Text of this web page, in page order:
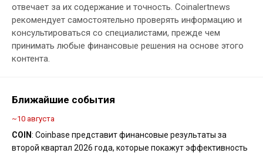
отвечает за их содержание и точность. Coinalertnews
рекомендует самостоятельно проверять информацию и
консультироваться со специалистами, прежде чем
принимать любые финансовые решения на основе этого
контента.
Ближайшие события
~10 августа
COIN: Coinbase представит финансовые результаты за
второй квартал 2026 года, которые покажут эффективность